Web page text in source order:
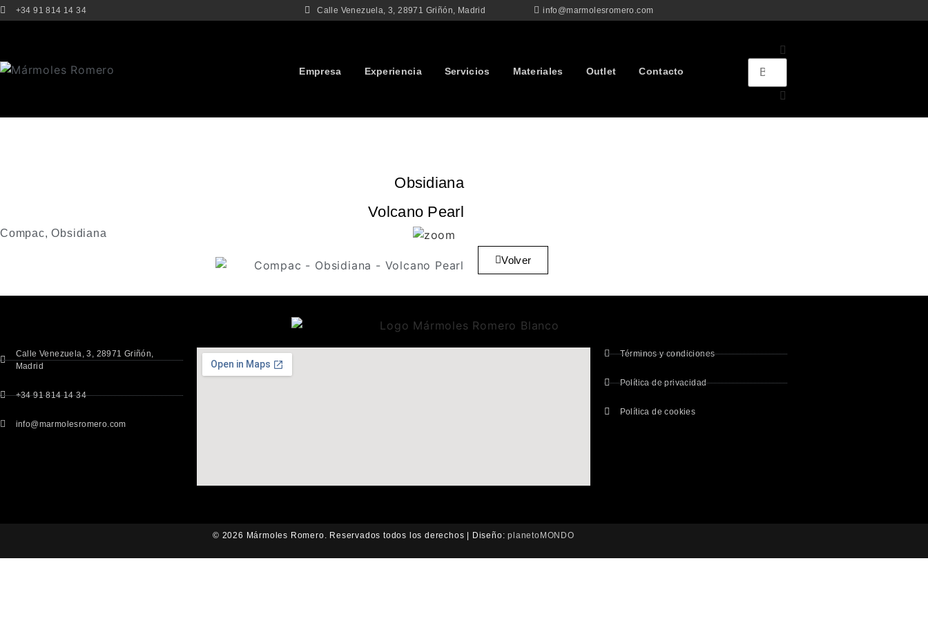
+34 91 814 14 34 Calle Venezuela, 3, 28971 Griñón, Madrid info@marmolesromero.com
Empresa Experiencia Servicios Materiales Outlet Contacto
Obsidiana
Volcano Pearl
Compac,Obsidiana
Volver
Calle Venezuela, 3, 28971 Griñón,
Madrid
+34 91 814 14 34
info@marmolesromero.com
Términos y condiciones
Política de privacidad
Política de cookies
© 2026 Mármoles Romero. Reservados todos los derechos | Diseño:planetoMONDO